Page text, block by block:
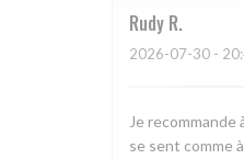
Rudy R
2026-07-30 -
Je
se sent comme